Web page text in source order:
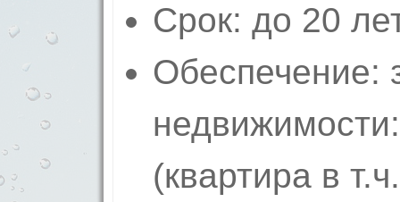
Срок: до 20
Обеспечение:
(квартира в